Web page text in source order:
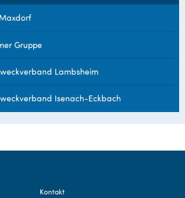
Gruppe
Lambsheim
Isenach-Eckbach
Kontakt